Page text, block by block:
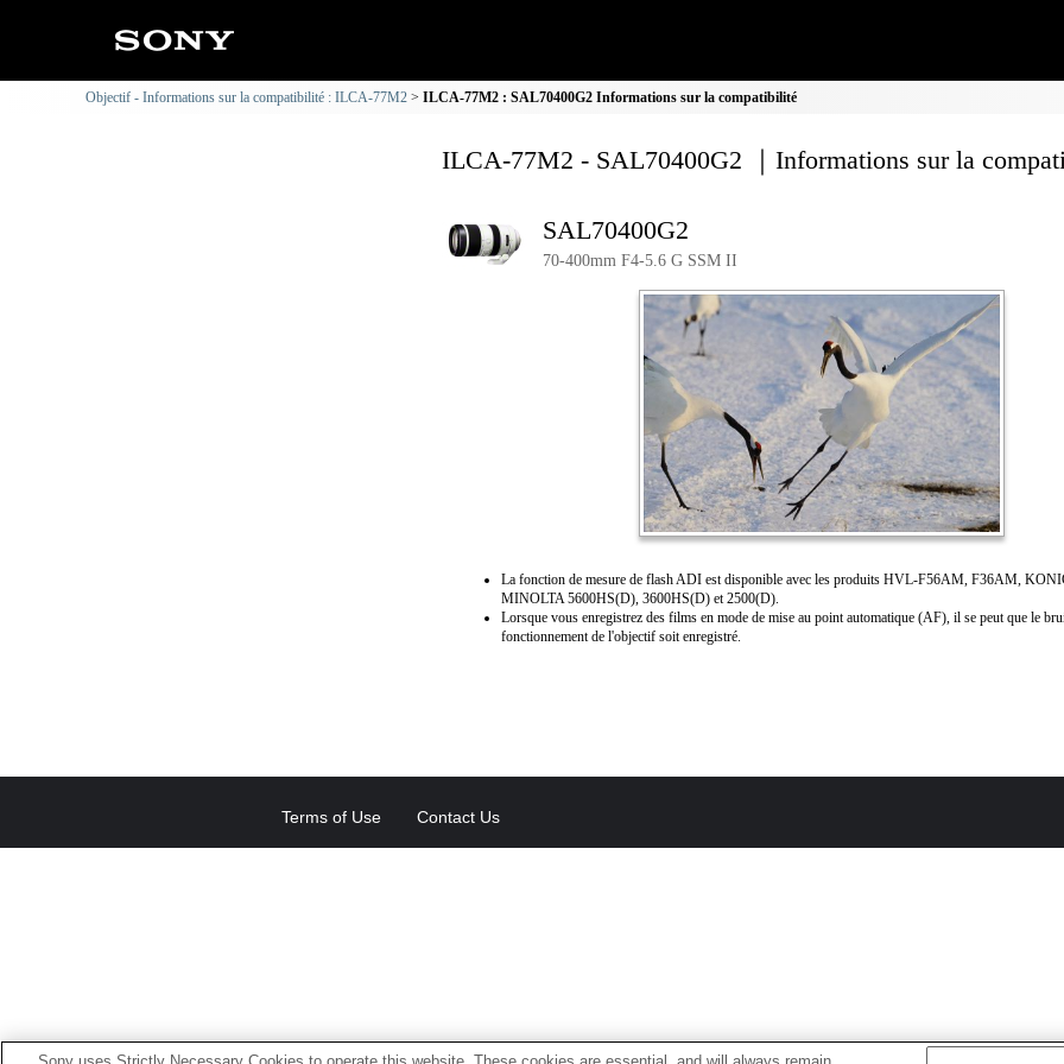
Objectif - Informations sur la compatibilité : ILCA-77M2 ILCA-77M2 : SAL70400G2 Informations sur la compatibilité
ILCA-77M2 - SAL70400G2 ｜Informations sur la
SAL70400G2
70-400mm F4-5.6 G SSM II
La fonction de mesure de flash ADI est disponible avec les produits HVL-F56AM, F36AM,
MINOLTA 5600HS(D), 3600HS(D) et 2500(D).
Lorsque vous enregistrez des films en mode de mise au point automatique (AF), il se peut que le
fonctionnement de l'objectif soit enregistré.
Terms of Use Contact Us